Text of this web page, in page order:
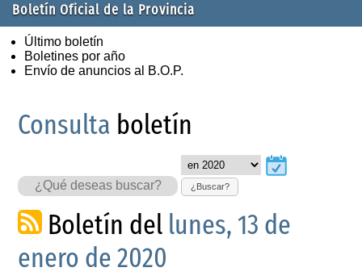
Boletín Oficial de la Provincia
Último boletín
Boletines por año
Envío de anuncios al B.O.P.
Consulta boletín
¿Buscar?
Boletín del lunes, 13 de
enero de 2020